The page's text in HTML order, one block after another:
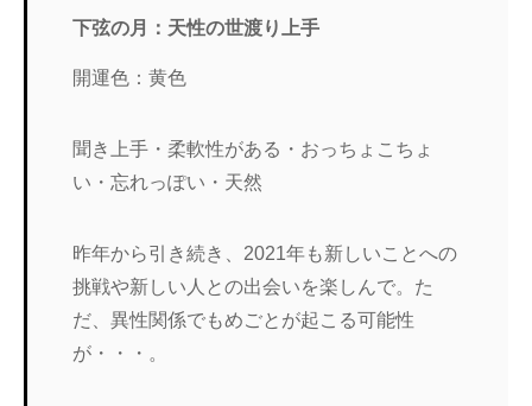
下弦の月：天性の世渡り上手
開運色：黄色
聞き上手・柔軟性がある・おっちょこちょ
い・忘れっぽい・天然
昨年から引き続き、2021年も新しいことへの
挑戦や新しい人との出会いを楽しんで。た
だ、異性関係でもめごとが起こる可能性
が・・・。